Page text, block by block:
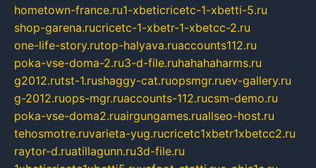
hometown-france.ru1-xbeticricetc-1-xbetti-5.ru
shop-garena.rucricetc-1-xbetr-1-xbetcc-2.ru
one-life-story.rutop-halyava.ruaccounts112.ru
poka-vse-doma-2.ru3-d-file.ruhahahaharms.ru
g2012.rutst-1.rushaggy-cat.ruopsmgr.ruev-gallery.ru
g-2012.ruops-mgr.ruaccounts-112.rucsm-demo.ru
poka-vse-doma2.ruairgungames.ruallseo-host.ru
tehosmotre.ruvarieta-yug.rucricetc1xbetr1xbetcc2.ru
raytor-d.ruatillagunn.ru3d-file.ru